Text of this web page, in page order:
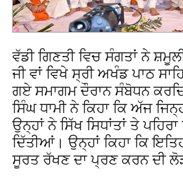
ਵੱਡੀ ਗਿਣਤੀ ਵਿਚ ਸੰਗਤਾਂ ਨੇ
ਜੀ ਵਾਂ ਵਿਖੇ ਸ੍ਰੀ ਅਖੰਡ ਪਾਠ
ਗਏ ਸਮਾਗਮ ਦੌਰਾਨ ਸੰਬੋਧਨ
ਸਿੰਘ ਧਾਮੀ ਨੇ ਕਿਹਾ ਕਿ ਅੱਜ
ਉਨ੍ਹਾਂ ਨੇ ਸਿੱਖ ਸਿਧਾਂਤਾਂ ਤੇ
ਦਿੱਤੀਆਂ। ਉਨ੍ਹਾਂ ਕਿਹਾ ਕਿ
ਸੂਰਤ ਰੱਖਣ ਦਾ ਪ੍ਰਣ ਕਰਨ ਦੀ